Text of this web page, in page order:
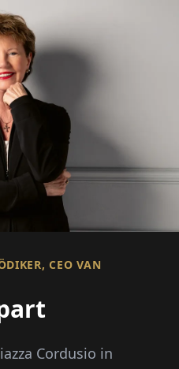
CEO VAN
Cordusio in